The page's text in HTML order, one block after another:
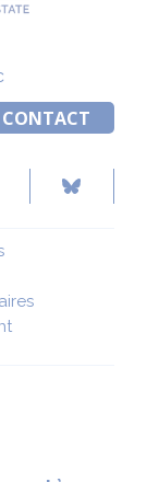
CONTACT